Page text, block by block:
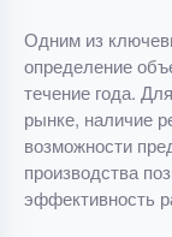
Одним из
определение
течение года.
рынке, наличие
возможности
производства
эффективность